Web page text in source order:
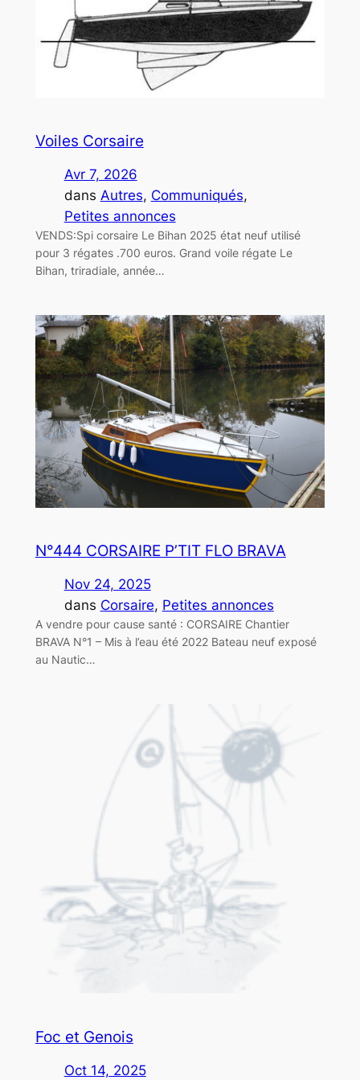
Voiles Corsaire
Avr 7, 2026
dans Autres, Communiqués
Petites annonces
VENDS:Spi corsaire Le Bihan 2025 état neuf utilisé
pour 3 régates .700 euros. Grand voile régate Le
Bihan, triradiale, année…
N°444 CORSAIRE P’TIT FLO BRAVA
Nov 24, 2025
dans Corsaire, Petites annonces
A vendre pour cause santé : CORSAIRE Chantier
BRAVA N°1 – Mis à l’eau été 2022 Bateau neuf exposé
au Nautic…
Foc et Genois
Oct 14, 2025